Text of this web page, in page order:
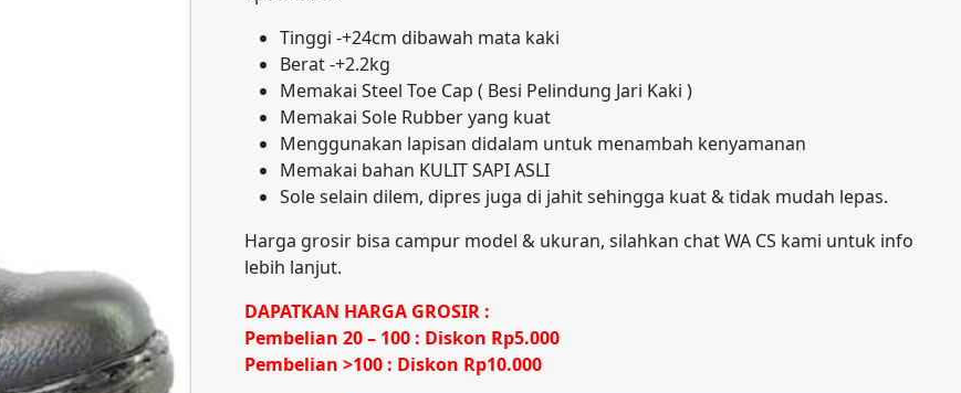
Rp310.000. adalah:
Tinggi -+24cm dibawah mata kaki
Berat -+2.2kg
Memakai Steel Toe Cap ( Besi Pelindung Jari Kaki )
Memakai Sole Rubber yang kuat
Menggunakan lapisan didalam untuk menambah kenyamanan
Memakai bahan KULIT SAPI ASLI
Sole selain dilem, dipres juga di jahit sehingga kuat & tidak mudah lepas.
Harga grosir bisa campur model & ukuran, silahkan chat WA CS kami untuk info
lebih lanjut.
DAPATKAN HARGA GROSIR :
Pembelian 20 – 100 : Diskon Rp5.000
Pembelian >100 : Diskon Rp10.000